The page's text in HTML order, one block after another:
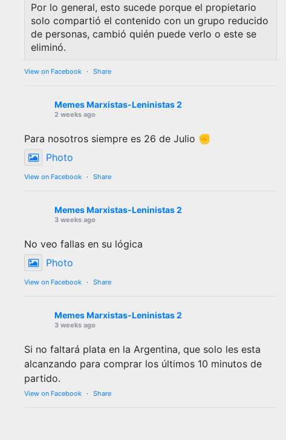
Por lo general, esto sucede porque el propietario
solo compartió el contenido con un grupo reducido
de personas, cambió quién puede verlo o este se
eliminó.
View on Facebook · Share
Memes Marxistas-Leninistas 2
2 weeks ago
Para nosotros siempre es 26 de Julio ✊
Photo
View on Facebook · Share
Memes Marxistas-Leninistas 2
3 weeks ago
No veo fallas en su lógica
Photo
View on Facebook · Share
Memes Marxistas-Leninistas 2
3 weeks ago
Si no faltará plata en la Argentina, que solo les esta
alcanzando para comprar los últimos 10 minutos de
partido.
View on Facebook · Share